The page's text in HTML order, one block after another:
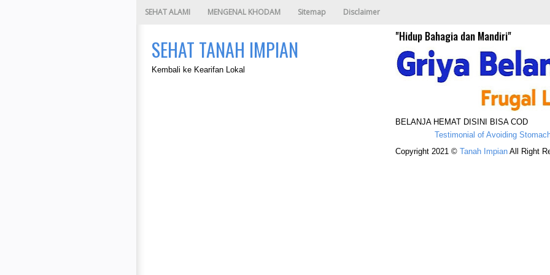
SEHAT ALAMI MENGENAL KHODAM Sitemap Disclaimer
SEHAT TANAH IMPIAN
Kembali ke Kearifan Lokal
"Hidup Bahagia dan Mandiri"
BELANJA HEMAT DISINI BISA COD
Testimonial of Avoiding Stomach
Copyright 2021 © Tanah Impian All Right